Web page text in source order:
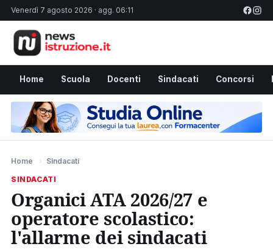
Venerdì 7 agosto 2026 · agg. 06:11
Home Scuola Docenti Sindacati Concorsi
Home › Sindacati
SINDACATI
Organici ATA 2026/27 e
operatore scolastico:
l'allarme dei sindacati